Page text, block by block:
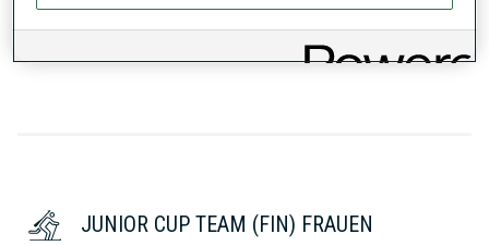
25/26 JC - 43 34 37 - 53
JUNIOR CUP TEAM (FIN) FRAUEN